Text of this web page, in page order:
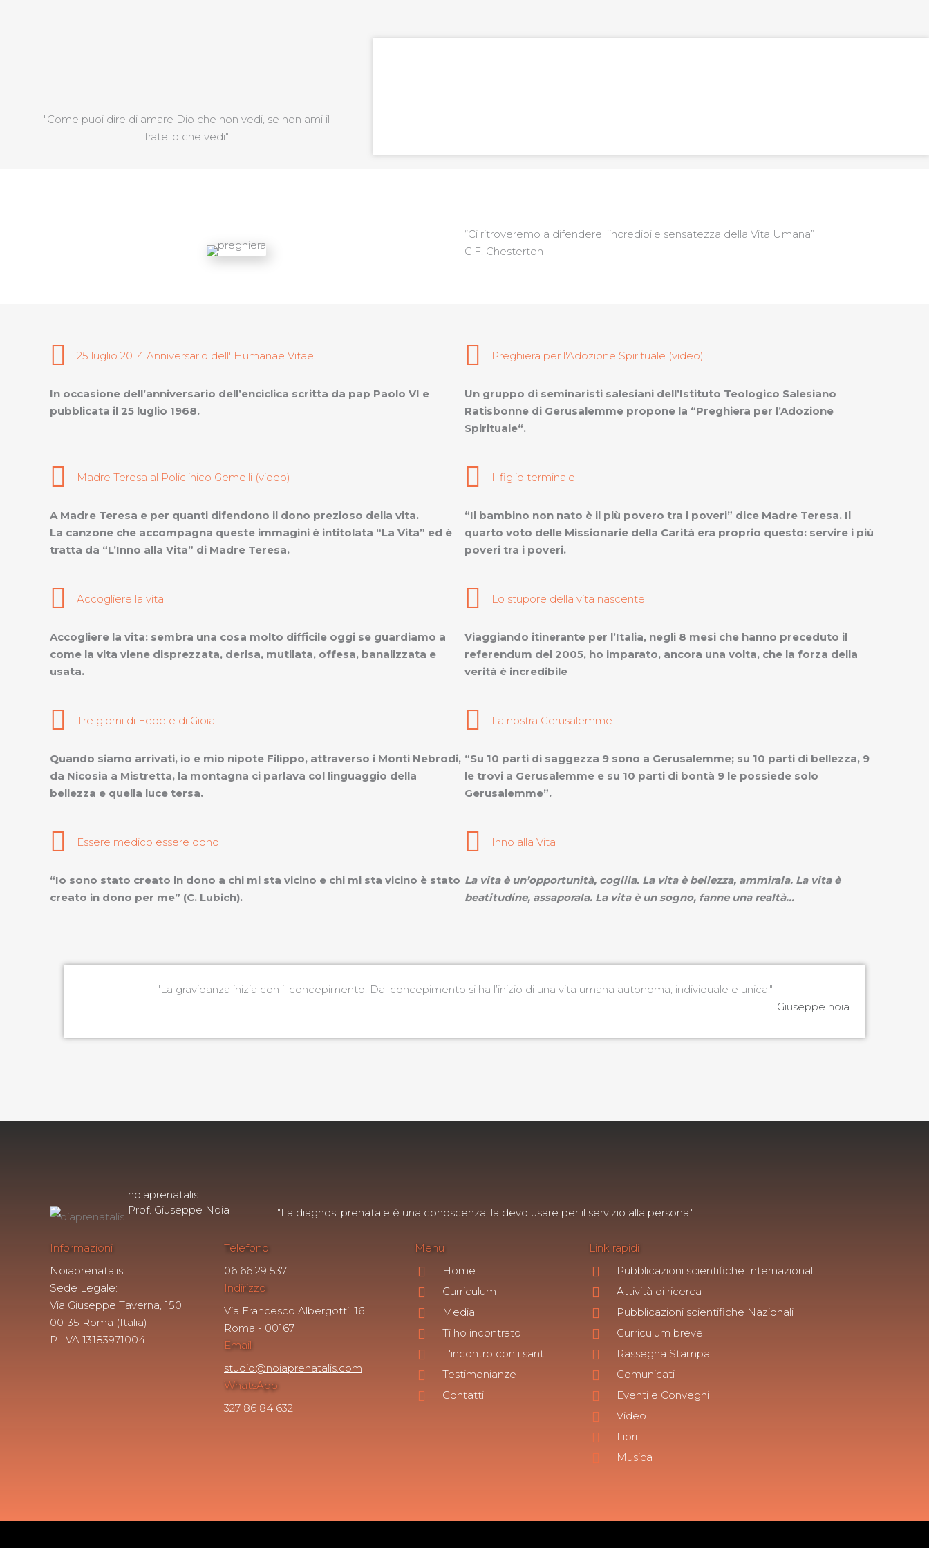
"Come puoi dire di amare Dio che non vedi, se non ami il
fratello che vedi"
“Ci ritroveremo a difendere l’incredibile sensatezza della Vita Umana”
G.F. Chesterton
25 luglio 2014 Anniversario dell' Humanae Vitae
In occasione dell’anniversario dell’enciclica scritta da pap Paolo VI e
pubblicata il 25 luglio 1968.
Preghiera per l'Adozione Spirituale (video)
Un gruppo di seminaristi salesiani dell’Istituto Teologico Salesiano
Ratisbonne di Gerusalemme propone la “Preghiera per l’Adozione
Spirituale“.
Madre Teresa al Policlinico Gemelli (video)
A Madre Teresa e per quanti difendono il dono prezioso della vita.
La canzone che accompagna queste immagini è intitolata “La Vita” ed è
tratta da “L’Inno alla Vita” di Madre Teresa.
Il figlio terminale
“Il bambino non nato è il più povero tra i poveri” dice Madre Teresa. Il
quarto voto delle Missionarie della Carità era proprio questo: servire i più
poveri tra i poveri.
Accogliere la vita
Accogliere la vita: sembra una cosa molto difficile oggi se guardiamo a
come la vita viene disprezzata, derisa, mutilata, offesa, banalizzata e
usata.
Tre giorni di Fede e di Gioia
Quando siamo arrivati, io e mio nipote Filippo, attraverso i Monti Nebrodi,
da Nicosia a Mistretta, la montagna ci parlava col linguaggio della
bellezza e quella luce tersa.
Essere medico essere dono
“Io sono stato creato in dono a chi mi sta vicino e chi mi sta vicino è stato
creato in dono per me” (C. Lubich).
Lo stupore della vita nascente
Viaggiando itinerante per l’Italia, negli 8 mesi che hanno preceduto il
referendum del 2005, ho imparato, ancora una volta, che la forza della
verità è incredibile
La nostra Gerusalemme
“Su 10 parti di saggezza 9 sono a Gerusalemme; su 10 parti di bellezza, 9
le trovi a Gerusalemme e su 10 parti di bontà 9 le possiede solo
Gerusalemme”.
Inno alla Vita
La vita è un’opportunità, coglila. La vita è bellezza, ammirala. La vita è
beatitudine, assaporala. La vita è un sogno, fanne una realtà...
"La gravidanza inizia con il concepimento. Dal concepimento si ha l’inizio di una vita umana autonoma, individuale e unica."
Giuseppe noia
noiaprenatalis
Prof. Giuseppe Noia
"La diagnosi prenatale è una conoscenza, la devo usare per il servizio alla persona."
Informazioni
Noiaprenatalis
Sede Legale:
Via Giuseppe Taverna, 150
00135 Roma (Italia)
P. IVA 13183971004
Telefono
06 66 29 537
Indirizzo
Via Francesco Albergotti, 16
Roma - 00167
Email
studio@noiaprenatalis.com
WhatsApp
327 86 84 632
Menu
Home
Curriculum
Media
Ti ho incontrato
L'incontro con i santi
Testimonianze
Contatti
Link rapidi
Pubblicazioni scientifiche Internazionali
Attività di ricerca
Pubblicazioni scientifiche Nazionali
Curriculum breve
Rassegna Stampa
Comunicati
Eventi e Convegni
Video
Libri
Musica